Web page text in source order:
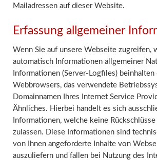
Mailadressen auf dieser Website.
Erfassung allgemeiner
Wenn Sie auf unsere Webseite zugreifen,
automatisch Informationen allgemeiner
Informationen (Server-Logfiles)
Webbrowsers, das verwendete
Domainnamen Ihres Internet Service
Ähnliches. Hierbei handelt es sich
Informationen, welche keine
zulassen. Diese Informationen sind
von Ihnen angeforderte Inhalte von
auszuliefern und fallen bei Nutzung des